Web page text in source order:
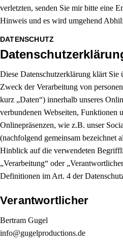
verletzten, senden Sie mir bitte eine
Hinweis und es wird umgehend
DATENSCHUTZ
Diese Datenschutzerklärung klärt
Zweck der Verarbeitung von
kurz „Daten“) innerhalb unseres
verbundenen Webseiten, Funktionen
Onlinepräsenzen, wie z.B. unser
(nachfolgend gemeinsam bezeichnet
Hinblick auf die verwendeten
„Verarbeitung“ oder
Definitionen im Art. 4 der
Verantwortlicher
Bertram Gugel
info@gugelproductions.de